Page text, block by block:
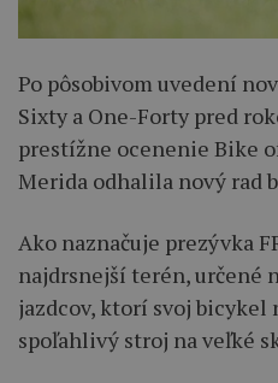
Po pôsobivom uvedení
Sixty a One-Forty pred
prestížne ocenenie Bike
Merida odhalila nový rad
Ako naznačuje prezývka
najdrsnejší terén, určené
jazdcov, ktorí svoj bicykel
spoľahlivý stroj na veľké